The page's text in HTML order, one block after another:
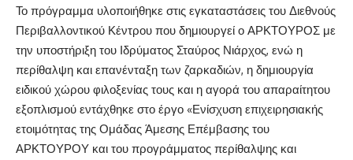
Το πρόγραμμα υλοποιήθηκε στις εγκαταστάσεις του Διεθνούς
Περιβαλλοντικού Κέντρου που δημιουργεί ο ΑΡΚΤΟΥΡΟΣ με
την υποστήριξη του Ιδρύματος Σταύρος Νιάρχος, ενώ η
περίθαλψη και επανένταξη των ζαρκαδιών, η δημιουργία
ειδικού χώρου φιλοξενίας τους και η αγορά του απαραίτητου
εξοπλισμού εντάχθηκε στο έργο «Ενίσχυση επιχειρησιακής
ετοιμότητας της Ομάδας Άμεσης Επέμβασης του
ΑΡΚΤΟΥΡΟΥ και του προγράμματος περίθαλψης και